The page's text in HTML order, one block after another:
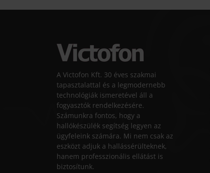
A Victofon Kft. 30 éves szakmai
tapasztalattal és a legmodernebb
technológiák ismeretével áll a
fogyasztók rendelkezésére.
Számunkra fontos, hogy a
hallókészülék segítség legyen az
ügyfeleink számára. Mi nem csak az
eszközt adjuk a hallássérülteknek,
hanem professzionális ellátást is
biztosítunk.